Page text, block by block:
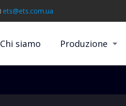
ets@ets.com.ua
Chi siamo Produzione